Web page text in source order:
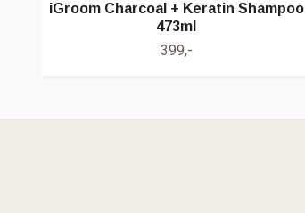
iGroom Charcoal + Keratin Shampoo
473ml
399,-